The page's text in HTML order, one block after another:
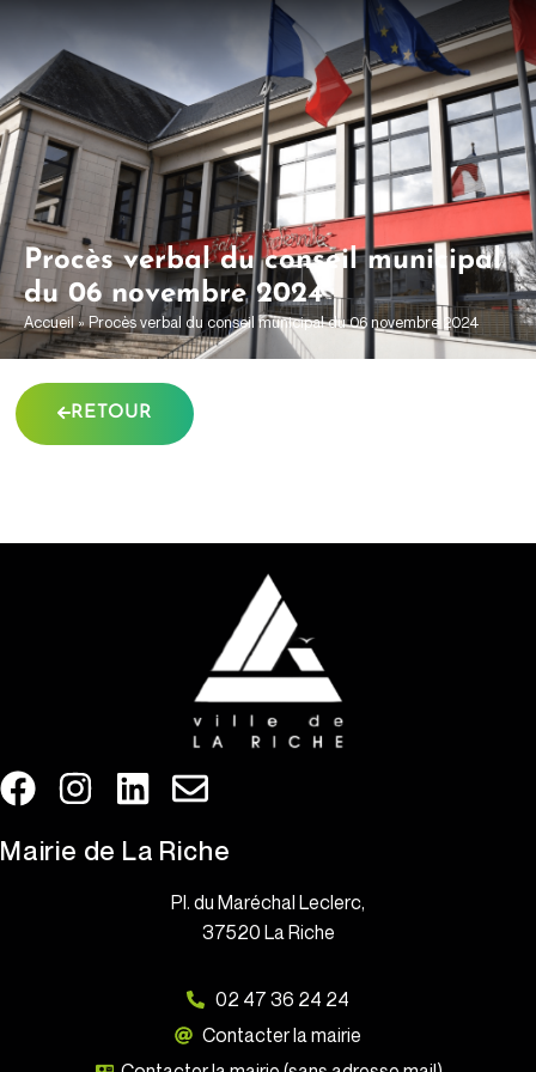
Procès verbal du conseil municipal
du 06 novembre 2024
Accueil»Procès verbal du conseil municipal du 06 novembre 2024
RETOUR
Mairie de La Riche
Pl. du Maréchal Leclerc,
37520 La Riche
02 47 36 24 24
Contacter la mairie